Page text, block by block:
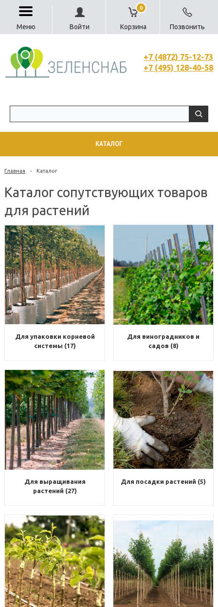
0
Меню Войти Корзина Позвонить
+7 (4872) 75-12-73
+7 (495) 128-40-58
КАТАЛОГ
Главная - Каталог
Каталог сопутствующих товаров
для растений
Для упаковки корневой
системы (17)
Для виноградников и
садов (8)
Для выращивания
растений (27)
Для посадки растений (5)